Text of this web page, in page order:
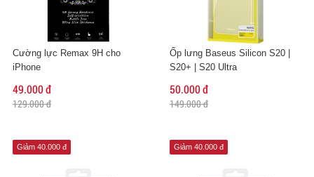
Cường lực Remax 9H cho
iPhone
49.000 đ
129.000 đ
Ốp lưng Baseus Silicon S20 |
S20+ | S20 Ultra
50.000 đ
149.000 đ
Giảm 40.000 đ Giảm 40.000 đ